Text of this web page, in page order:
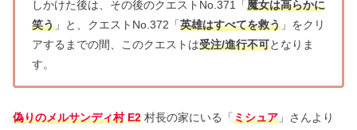
しかけた後は、その後のクエストNo.371「魔女は高らかに
笑う 」と、クエストNo.372「英雄はすべてを救う 」をクリ
アするまでの間、このクエストは受注/進行不可となりま
す。
偽りのメルサンディ村 E2 村長の家にいる「ミシュア 」さんより